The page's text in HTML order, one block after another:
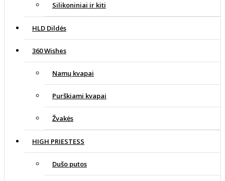
Silikoniniai ir kiti
HLD Dildės
360 Wishes
Namų kvapai
Purškiami kvapai
Žvakės
HIGH PRIESTESS
Dušo putos